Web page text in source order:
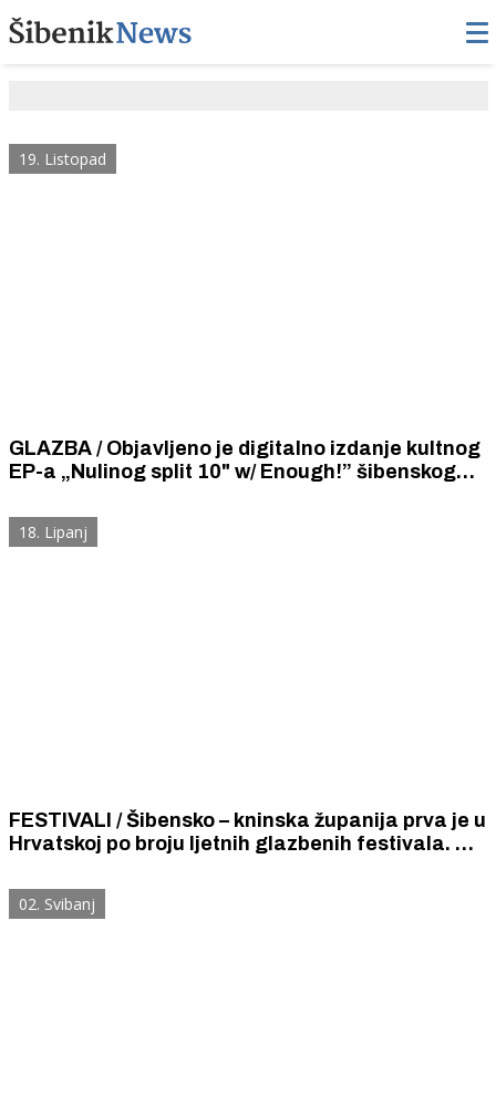
19. Listopad
GLAZBA / Objavljeno je digitalno izdanje kultnog
EP-a „Nulinog split 10" w/ Enough!” šibenskog
18. Lipanj
FESTIVALI / Šibensko – kninska županija prva je u
Hrvatskoj po broju ljetnih glazbenih festivala. Od
Tisnom.
02. Svibanj